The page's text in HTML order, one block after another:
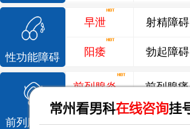
性功能障碍
早泄
阳痿
射精障碍
勃起障碍
前列腺疾病
前列腺炎 前列腺痛
前列腺增生 排尿不畅